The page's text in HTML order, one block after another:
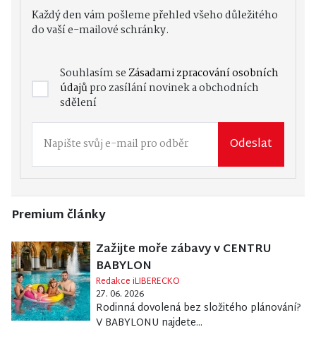
Každý den vám pošleme přehled všeho důležitého
do vaší e-mailové schránky.
Souhlasím seZásadami zpracování osobních
údajůpro zasílání novinek a obchodních
sdělení
Odeslat
Premium články
Zažijte moře zábavy v CENTRU
BABYLON
Redakce iLIBERECKO
27. 06. 2026
Rodinná dovolená bez složitého plánování?
V BABYLONU najdete...